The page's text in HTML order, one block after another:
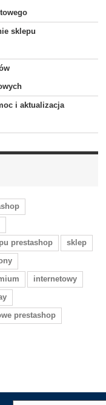
sklepu
i aktualizacja
prestashop
sklep
internetowy
prestashop